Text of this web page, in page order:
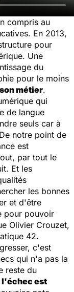
compris au
En 2013,
pour
Une
du
pour le moins
métier.
qui
de langue
seuls car à
notre point de
est
par tout le
Et les
les bonnes
et d'être
pour pouvoir
Olivier Crouzet,
42.
c'est
qui n'a pas la
reste du
l'échec est